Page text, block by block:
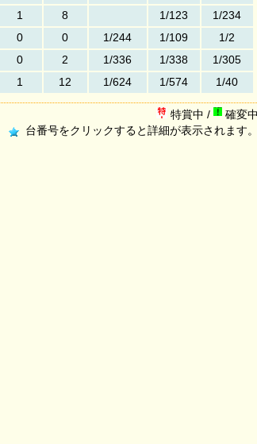
1 8 1/123
1/234
0 0 1/244 1/109
1/2
0 2 1/336 1/338
1/305
1 12 1/624 1/574 1/40
特賞中 /
確変中
台番号をクリックすると詳細が表示されます。